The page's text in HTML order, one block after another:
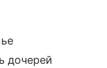
дочерей